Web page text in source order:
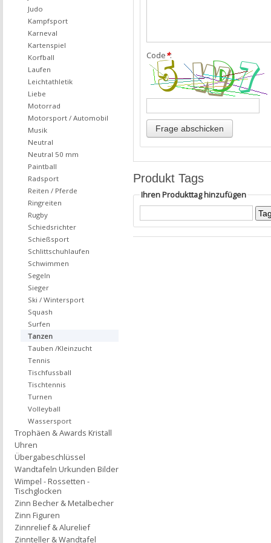
Code*:
Produkt Tags
Ihren Produkttag hinzufügen
Judo
Kampfsport
Karneval
Kartenspiel
Korfball
Laufen
Leichtathletik
Liebe
Motorrad
Motorsport / Automobil
Musik
Neutral
Neutral 50 mm
Paintball
Radsport
Reiten / Pferde
Ringreiten
Rugby
Schiedsrichter
Schießsport
Schlittschuhlaufen
Schwimmen
Segeln
Sieger
Ski / Wintersport
Squash
Surfen
Tanzen
Tauben /Kleinzucht
Tennis
Tischfussball
Tischtennis
Turnen
Volleyball
Wassersport
Trophäen & Awards Kristall
Uhren
Übergabeschlüssel
Wandtafeln Urkunden Bilder
Wimpel - Rossetten -
Tischglocken
Zinn Becher & Metalbecher
Zinn Figuren
Zinnrelief & Alurelief
Zinnteller & Wandtafel